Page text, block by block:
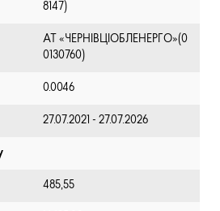
8147⁩)
АТ «ЧЕРНІВЦІОБЛЕНЕРГО»(0
0130760)
0.0046
27.07.2021 - 27.07.2026
485,55